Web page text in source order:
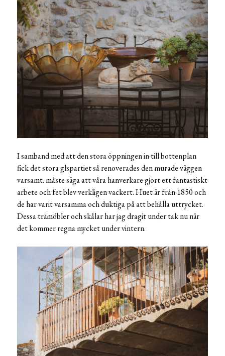
I samband med att den stora öppningen in till bottenplan
fick det stora glspartiet så renoverades den murade väggen
varsamt. måste säga att våra hanverkare gjort ett fantastiskt
arbete och fet blev verkligen vackert. Huet är från 1850 och
de har varit varsamma och duktiga på att behålla uttrycket.
Dessa trämöbler och skålar har jag dragit under tak nu när
det kommer regna mycket under vintern.